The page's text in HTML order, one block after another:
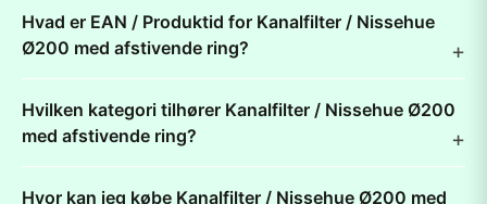
Hvad er EAN / Produktid for Kanalfilter / Nissehue
Ø200 med afstivende ring?
Hvilken kategori tilhører Kanalfilter / Nissehue Ø200
med afstivende ring?
Hvor kan jeg købe Kanalfilter / Nissehue Ø200 med